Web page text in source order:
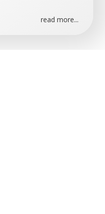
read more...